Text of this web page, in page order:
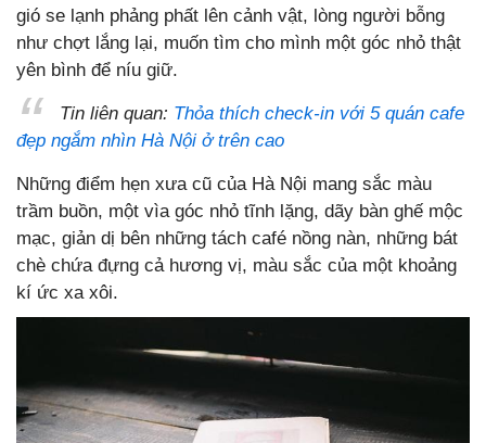
gió se lạnh phảng phất lên cảnh vật, lòng người bỗng
như chợt lắng lại, muốn tìm cho mình một góc nhỏ thật
yên bình để níu giữ.
Tin liên quan: Thỏa thích check-in với 5 quán cafe
đẹp ngắm nhìn Hà Nội ở trên cao
Những điểm hẹn xưa cũ của Hà Nội mang sắc màu
trầm buồn, một vìa góc nhỏ tĩnh lặng, dãy bàn ghế mộc
mạc, giản dị bên những tách café nồng nàn, những bát
chè chứa đựng cả hương vị, màu sắc của một khoảng
kí ức xa xôi.